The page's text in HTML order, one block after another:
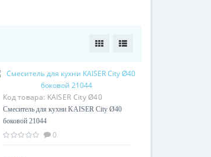
Код товара: KAISER City Ø40
боковой 21044
Смеситель для кухни KAISER City Ø40
боковой 21044
0